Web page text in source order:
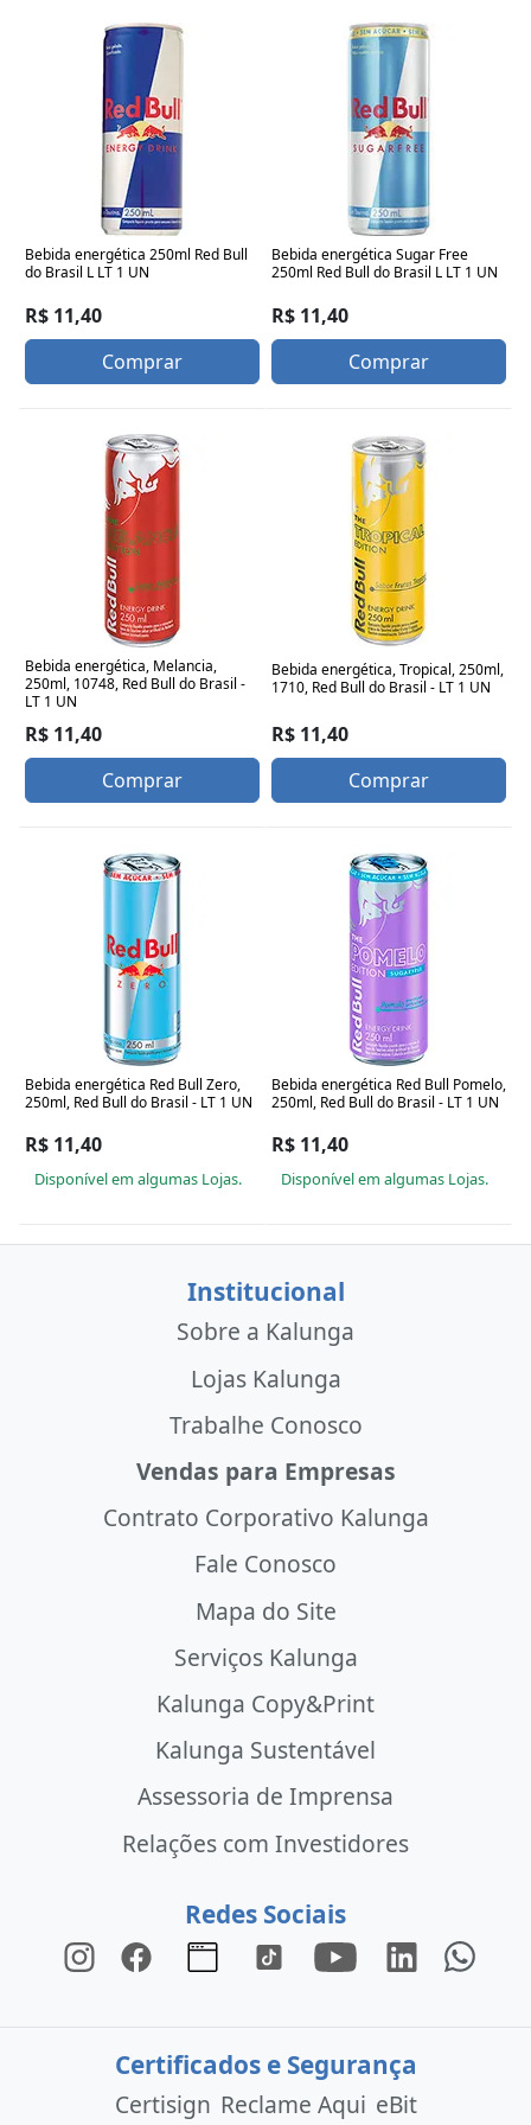
Bebida energética 250ml Red Bull
do Brasil L LT 1 UN
R$ 11,40
Comprar
Bebida energética Sugar Free
250ml Red Bull do Brasil L LT 1 UN
R$ 11,40
Comprar
Bebida energética, Melancia,
250ml, 10748, Red Bull do Brasil -
LT 1 UN
R$ 11,40
Comprar
Bebida energética, Tropical, 250ml,
1710, Red Bull do Brasil - LT 1 UN
R$ 11,40
Comprar
Bebida energética Red Bull Zero,
250ml, Red Bull do Brasil - LT 1 UN
R$ 11,40
Disponível em algumas Lojas.
Bebida energética Red Bull Pomelo,
250ml, Red Bull do Brasil - LT 1 UN
R$ 11,40
Disponível em algumas Lojas.
Institucional
Sobre a Kalunga
Lojas Kalunga
Trabalhe Conosco
Vendas para Empresas
Contrato Corporativo Kalunga
Fale Conosco
Mapa do Site
Serviços Kalunga
Kalunga Copy&Print
Kalunga Sustentável
Assessoria de Imprensa
Relações com Investidores
Redes Sociais
Certificados e Segurança
Certisign Reclame Aqui eBit